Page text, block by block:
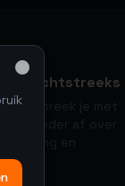
het rechtstreeks
spreek je met
bieder af over
levering en
Close